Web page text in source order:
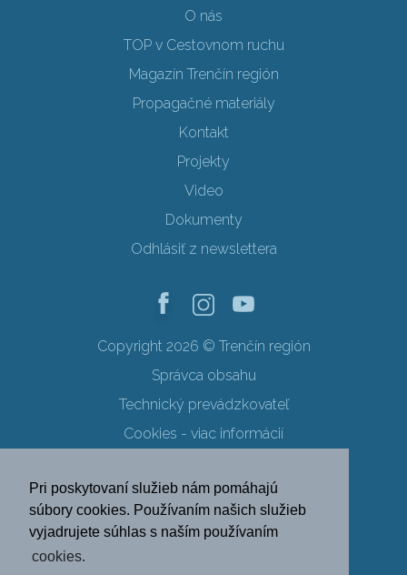
Pri poskytovaní služieb nám pomáhajú
súbory cookies. Používaním našich služieb
vyjadrujete súhlas s naším používaním
cookies.
O nás
TOP v Cestovnom ruchu
Magazín Trenčín región
Propagačné materiály
Kontakt
Projekty
Video
Dokumenty
Odhlásiť z newslettera
Copyright 2026 © Trenčín región
Správca obsahu
Technický prevádzkovateľ
Cookies - viac informácií
Ochrana osobných údajov
SK EN DE
PL